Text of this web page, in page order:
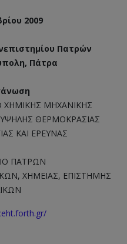
2009
Πατρών
Πάτρα
ΧΗΜΙΚΗΣ ΜΗΧΑΝΙΚΗΣ
ΘΕΡΜΟΚΡΑΣΙΑΣ
ΚΑΙ ΕΡΕΥΝΑΣ
ΠΑΤΡΩΝ
ΧΗΜΕΙΑΣ, ΕΠΙΣΤΗΜΗΣ